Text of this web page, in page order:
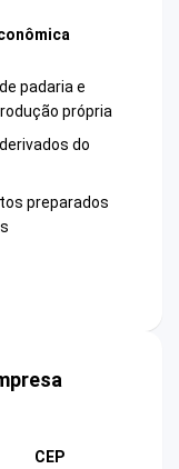
padaria e
própria
do
preparados
CEP